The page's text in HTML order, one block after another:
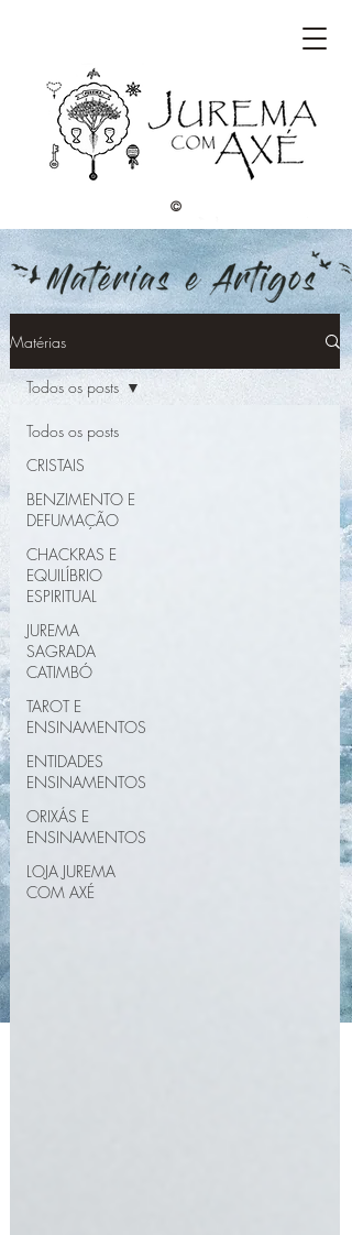
©
Matérias
Todos os posts
CRISTAIS
BENZIMENTO E
DEFUMAÇÃO
CHACKRAS E
EQUILÍBRIO
ESPIRITUAL
JUREMA
SAGRADA
CATIMBÓ
TAROT E
ENSINAMENTOS
ENTIDADES
ENSINAMENTOS
ORIXÁS E
ENSINAMENTOS
LOJA JUREMA
COM AXÉ
Todos os posts